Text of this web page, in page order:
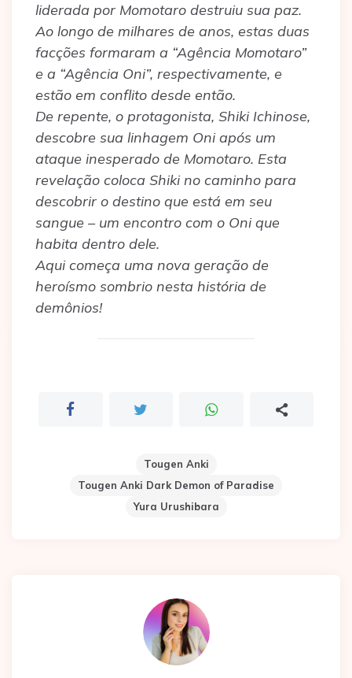
liderada por Momotaro destruiu sua paz.
Ao longo de milhares de anos, estas duas
facções formaram a “Agência Momotaro”
e a “Agência Oni”, respectivamente, e
estão em conflito desde então.
De repente, o protagonista, Shiki Ichinose,
descobre sua linhagem Oni após um
ataque inesperado de Momotaro. Esta
revelação coloca Shiki no caminho para
descobrir o destino que está em seu
sangue – um encontro com o Oni que
habita dentro dele.
Aqui começa uma nova geração de
heroísmo sombrio nesta história de
demônios!
Tougen Anki
Tougen Anki Dark Demon of Paradise
Yura Urushibara